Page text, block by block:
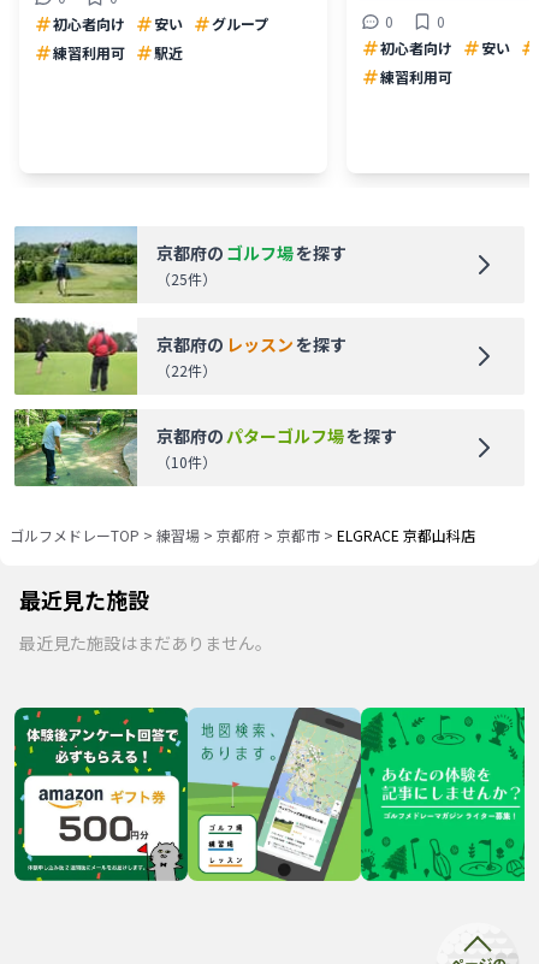
初心者向け
安い
グループ
練習利用可
駅近
0
0
初心者向け
安い
練習利用可
京都府の ゴルフ場を探す
（25件）
京都府の レッスンを探す
（22件）
京都府の パターゴルフ場を探す
（10件）
ゴルフメドレーTOP > 練習場 > 京都府 > 京都市 > ELGRACE 京都山科店
最近見た施設
最近見た施設はまだありません。